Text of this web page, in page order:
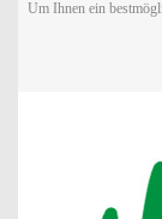
Um Ihnen ein